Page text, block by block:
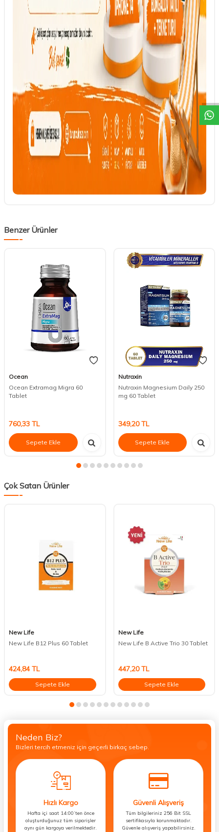
DESTEK
Benzer Ürünler
Ocean
Ocean Extramag Migra 60
Tablet
760,33 TL
Sepete Ekle
Nutraxin
Nutraxin Magnesium Daily 250
mg 60 Tablet
349,20TL
Sepete Ekle
Çok Satan Ürünler
New Life
New Life B12 Plus 60 Tablet
424,84 TL
Sepete Ekle
New Life
New Life B Active Trio 30 Tablet
447,20TL
Sepete Ekle
Neden Biz?
Bizleri tercih etmeniz için geçerli birkaç sebep.
Hızlı Kargo
Hafta içi saat 14:00’ten önce
oluşturduğunuz tüm siparişler
aynı gün kargoya verilmektedir.
Güvenli Alışveriş
Tüm bilgileriniz 256 Bit SSL
sertifikasıyla korunmaktadır.
Güvenle alışveriş yapabilirsiniz.